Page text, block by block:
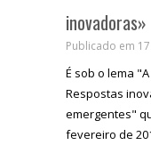
inovadoras»
Publicado em
É sob o lema
Respostas
emergentes"
fevereiro de